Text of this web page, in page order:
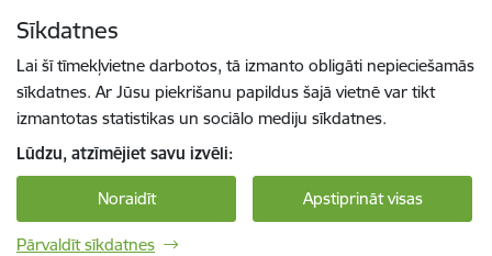
Sīkdatnes
Lai šī tīmekļvietne darbotos, tā izmanto obligāti nepieciešamās
sīkdatnes. Ar Jūsu piekrišanu papildus šajā vietnē var tikt
izmantotas statistikas un sociālo mediju sīkdatnes.
Lūdzu, atzīmējiet savu izvēli:
Noraidīt Apstiprināt visas
Pārvaldīt sīkdatnes